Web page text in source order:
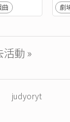
曲
劇
動 »
judyoryt